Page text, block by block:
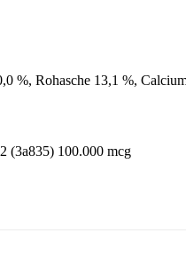
%, Rohasche 13,1 %,
(3a835) 100.000 mcg